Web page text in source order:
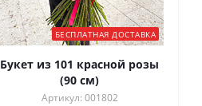
БЕСПЛАТНАЯ ДОСТАВКА
Букет из 101 красной розы
(90 см)
Артикул: 001802